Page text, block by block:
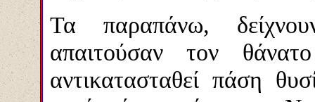
Τα παραπάνω,
απαιτούσαν τον
αντικατασταθεί πάση